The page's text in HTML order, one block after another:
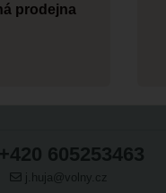
prodejna
+420 605253463
j.huja@volny.cz